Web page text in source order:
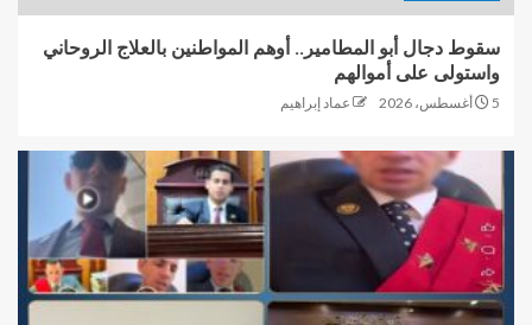
سقوط دجال أبو المطامير.. أوهم المواطنين بالعلاج الروحاني
واستولى على أموالهم
5 أغسطس، 2026 عماد إبراهيم